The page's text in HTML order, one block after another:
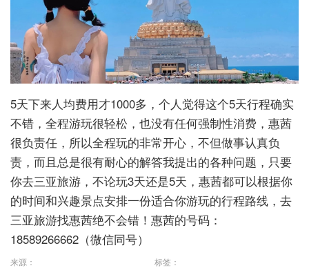
5天下来人均费用才1000多，个人觉得这个5天行程确实
不错，全程游玩很轻松，也没有任何强制性消费，惠茜
很负责任，所以全程玩的非常开心，不但做事认真负
责，而且总是很有耐心的解答我提出的各种问题，只要
你去三亚旅游，不论玩3天还是5天，惠茜都可以根据你
的时间和兴趣景点安排一份适合你游玩的行程路线，去
三亚旅游找惠茜绝不会错！惠茜的号码：
18589266662（微信同号）
来源： 标签：